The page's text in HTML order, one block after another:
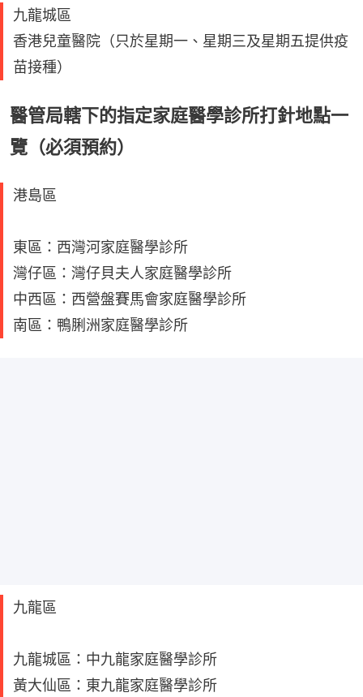
九龍城區
香港兒童醫院（只於星期一、星期三及星期五提供疫
苗接種）
醫管局轄下的指定家庭醫學診所打針地點一
覽（必須預約）
港島區
東區：西灣河家庭醫學診所
灣仔區：灣仔貝夫人家庭醫學診所
中西區：西營盤賽馬會家庭醫學診所
南區：鴨脷洲家庭醫學診所
九龍區
九龍城區：中九龍家庭醫學診所
黃大仙區：東九龍家庭醫學診所